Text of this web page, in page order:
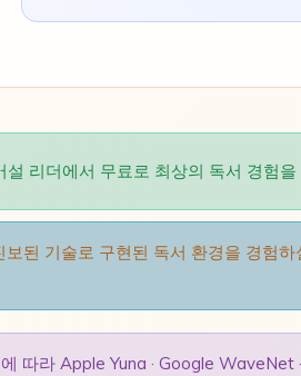
리더에서 무료로 최상의 독서 경험
된 기술로 구현된 독서 환경을 경험하
따라 Apple Yuna · Google WaveNet